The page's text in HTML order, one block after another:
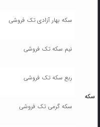
سکه
سکه بهار آزادی تک فروشی
نیم سکه تک فروشی
ربع سکه تک فروشی
سکه گرمی تک فروشی